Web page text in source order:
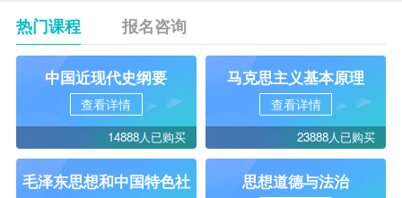
热门课程 报名咨询
中国近现代史纲要
查看详情
14888人已购买
马克思主义基本原理
查看详情
23888人已购买
毛泽东思想和中国特色社
思想道德与法治